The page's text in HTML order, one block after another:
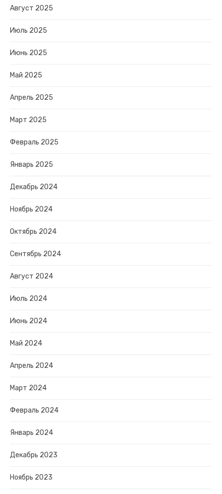
Август 2025
Июль 2025
Июнь 2025
Май 2025
Апрель 2025
Март 2025
Февраль 2025
Январь 2025
Декабрь 2024
Ноябрь 2024
Октябрь 2024
Сентябрь 2024
Август 2024
Июль 2024
Июнь 2024
Май 2024
Апрель 2024
Март 2024
Февраль 2024
Январь 2024
Декабрь 2023
Ноябрь 2023